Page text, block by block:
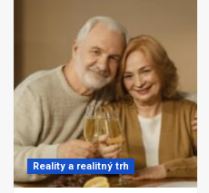
Reality a realitný trh